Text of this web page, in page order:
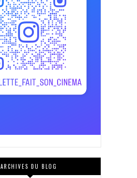
ARCHIVES DU BLOG